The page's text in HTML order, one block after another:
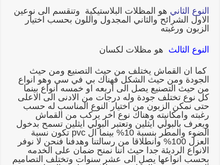
النوع الثاني هو المظلات البلاستيكية وتنقسم الى نوعين
الاول الشرائح والثاني المجدول واللون بحسب اختيار
الزبون ورغبته
النوع الثالث هو مظلات لكسان
كما ان القماش يختلف من حيث التصنيع ومن حيث
الجودة ومن حيث الشكل فهناك بي في سي وهو انواع
من حيث التصنيع يصل الى اربعه او خمسه انواع بينما
كل نوع تختلف جودة وله درجات من الادنى الى الاعلى
حتى نمكن الزبون من اختيار النوع المناسب له حسب
رغبته وامكانيته وهناك نوع اخر يركب من القماش
ويعرف بالبولي ايثلين وتعتبر البولي ايثلين تسمح بدخول
الضوء والمطر بنسبة 10% بينما ال pvc تكون نسبة
العزل 100% وانطلاقا من رسالتنا وهدفنا فنحن لا نوفر
الانواع الرديئة جدا حيث اننا نمنح ضمان على الخدمه
بحسب انواعها يصل الى عشر سنوات وتختلف التصاميم